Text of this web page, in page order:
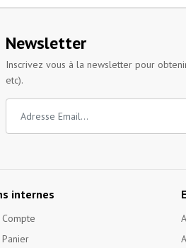
Newsletter
Inscrivez vous à la newsletter pour
etc).
internes